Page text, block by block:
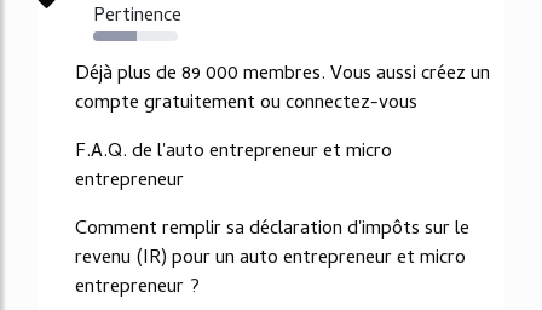
Pertinence
51%
Déjà plus de 89 000 membres. Vous aussi créez un
compte gratuitement ou connectez-vous
F.A.Q. de l'auto entrepreneur et micro
entrepreneur
Comment remplir sa déclaration d'impôts sur le
revenu (IR) pour un auto entrepreneur et micro
entrepreneur ?